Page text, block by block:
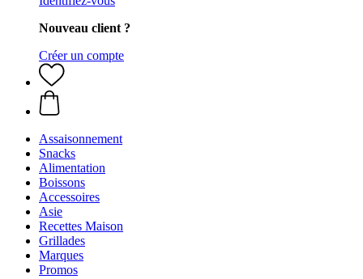
Nouveau client ?
Créer un compte
Assaisonnement
Snacks
Alimentation
Boissons
Accessoires
Asie
Recettes Maison
Grillades
Marques
Promos